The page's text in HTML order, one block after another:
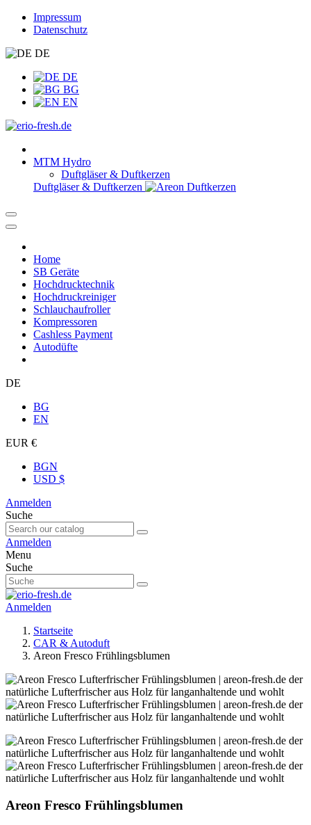
Impressum
Datenschutz
DE
DE
BG
EN
MTM Hydro
Duftgläser & Duftkerzen
Duftgläser & Duftkerzen
Home
SB Geräte
Hochdrucktechnik
Hochdruckreiniger
Schlauchaufroller
Kompressoren
Cashless Payment
Autodüfte
DE
BG
EN
EUR €
BGN
USD $
Anmelden
Suche
Anmelden
Menu
Suche
Anmelden
Startseite
CAR & Autoduft
Areon Fresco Frühlingsblumen
Areon Fresco Frühlingsblumen